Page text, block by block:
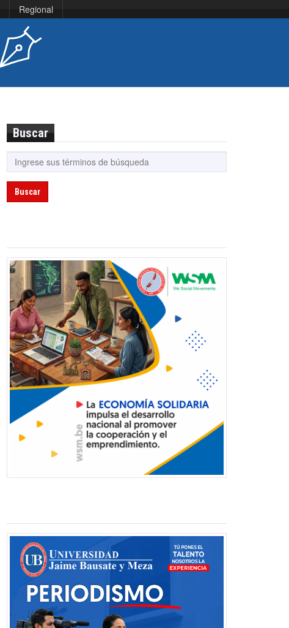
Regional
Buscar
Buscar